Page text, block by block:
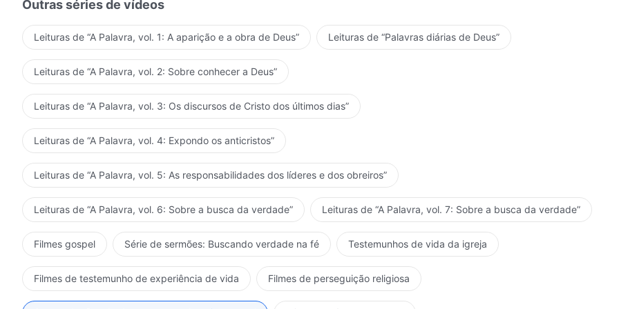
Outras séries de vídeos
Leituras de “A Palavra, vol. 1: A aparição e a obra de Deus” Leituras de “Palavras diárias de Deus”
Leituras de “A Palavra, vol. 2: Sobre conhecer a Deus”
Leituras de “A Palavra, vol. 3: Os discursos de Cristo dos últimos dias”
Leituras de “A Palavra, vol. 4: Expondo os anticristos”
Leituras de “A Palavra, vol. 5: As responsabilidades dos líderes e dos obreiros”
Leituras de “A Palavra, vol. 6: Sobre a busca da verdade” Leituras de “A Palavra, vol. 7: Sobre a busca da verdade”
Filmes gospel Série de sermões: Buscando verdade na fé Testemunhos de vida da igreja
Filmes de testemunho de experiência de vida Filmes de perseguição religiosa